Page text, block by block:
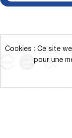
Cookies : Ce site
pour une